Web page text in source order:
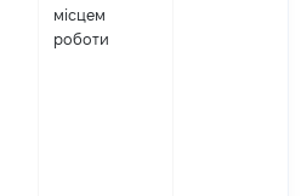
місцем
роботи